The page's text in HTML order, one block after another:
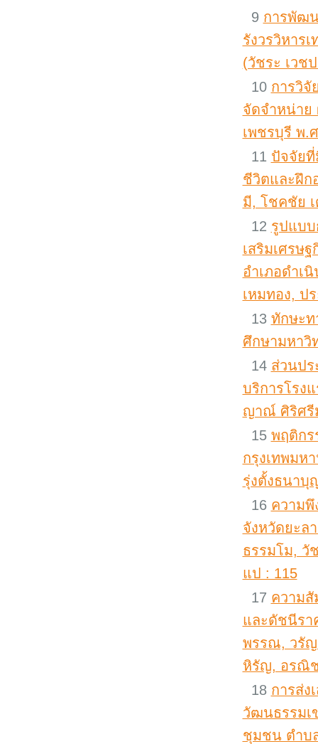
9 การพัฒ
รังวรวิหาร
(วัชระ เวช
10 การวิจั
จัดจำหน่าย
เพชรบุรี พ.
11 ปัจจัย
ชีวิตและฝึก
มี, โชคชัย
12 รูปแบบ
เสริมเศรษ
อำเภอดำเ
เหมทอง, ป
13 ทักษะท
ศึกษามหาวิ
14 ส่วนปร
บริการโรง
ญาณ์ ศิริศรี
15 พฤติกร
กรุงเทพมห
รุ่งตั้งธนาบุ
16 ความพึ
จังหวัดยะ
ธรรมโม, วั
แป : 115
17 ความสั
และดัชนีรา
พรรณ, วรัญ
หิรัญ, อรณิ
18 การส่ง
วัฒนธรรมเ
ชุมชน ตำบ